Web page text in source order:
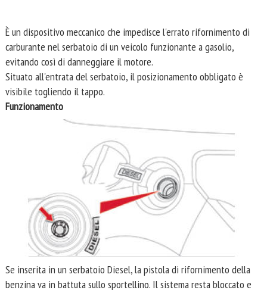
È un dispositivo meccanico che impedisce l'errato rifornimento di
carburante nel serbatoio di un veicolo funzionante a gasolio,
evitando così di danneggiare il motore.
Situato all'entrata del serbatoio, il posizionamento obbligato è
visibile togliendo il tappo.
Funzionamento
Se inserita in un serbatoio Diesel, la pistola di rifornimento della
benzina va in battuta sullo sportellino. Il sistema resta bloccato e